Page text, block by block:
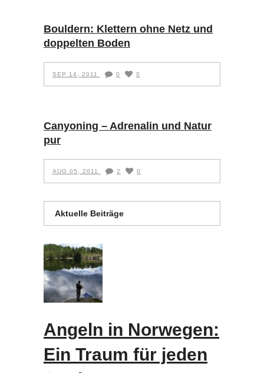
Bouldern: Klettern ohne Netz und
doppelten Boden
SEP 14, 2011 0 0
Canyoning – Adrenalin und Natur
pur
AUG 05, 2011 2 0
Aktuelle Beiträge
Angeln in Norwegen:
Ein Traum für jeden